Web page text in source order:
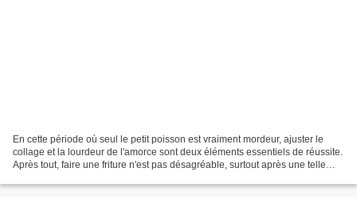
En cette période où seul le petit poisson est vraiment mordeur, ajuster le
collage et la lourdeur de l'amorce sont deux éléments essentiels de réussite.
Après tout, faire une friture n'est pas désagréable, surtout après une telle